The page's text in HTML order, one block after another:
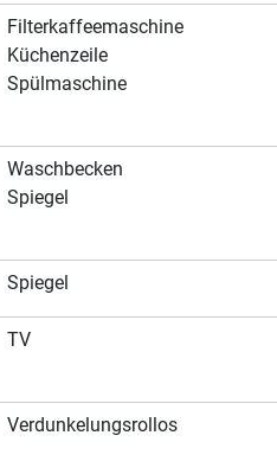
Filterkaffeemaschine
Küchenzeile
Spülmaschine
Waschbecken
Spiegel
Spiegel
TV
Verdunkelungsrollos